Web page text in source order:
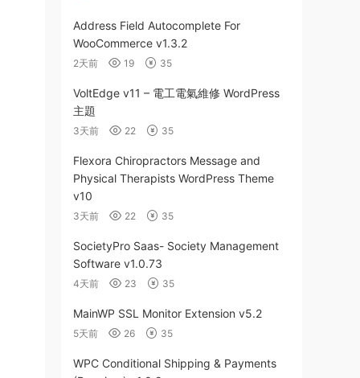
Address Field Autocomplete For
WooCommerce v1.3.2
2天前 19 35
VoltEdge v11 – 電工電氣維修 WordPress
主題
3天前 22 35
Flexora Chiropractors Message and
Physical Therapists WordPress Theme
v10
3天前 22 35
SocietyPro Saas- Society Management
Software v1.0.73
4天前 23 35
MainWP SSL Monitor Extension v5.2
5天前 26 35
WPC Conditional Shipping & Payments